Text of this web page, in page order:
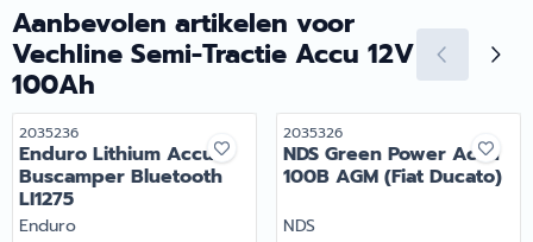
Aanbevolen artikelen voor
Vechline Semi-Tractie Accu 12V
100Ah
Artikelnummer
2035236
Enduro Lithium Accu
Buscamper Bluetooth
LI1275
Merk:
Enduro
Artikelnummer
2035326
NDS Green Power Accu
100B AGM (Fiat Ducato)
Merk:
NDS